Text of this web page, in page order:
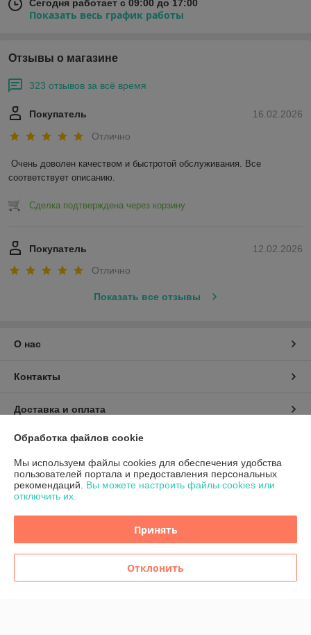
Сегодня работает с 09:00 до 17:00
Показать весь график работы
Отзывы о магазине
323 отзывов за всё время
16.02.2026
Покупатель
Отлично
Очень доволен качеством и быстротой обслуживания. Все
соответствует описанию.
Сделка подтверждена через корзину
12.02.2026
Покупатель
Отлично
Показать все отзывы
О нас
Контакты
Доставка и оплата
График работы
Полная версия сайта
Сайт создан на платформе Deal.by
Обработка файлов cookie
Мы используем файлы cookies для обеспечения удобства
пользователей портала и предоставления персональных
рекомендаций. Вы можете настроить файлы cookies или
отключить их.
Принять
Отклонить